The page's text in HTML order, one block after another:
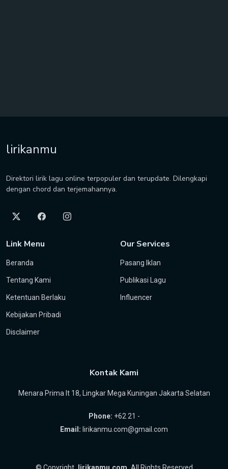
lirikanmu
Direktori lirik lagu online terpopuler dan terupdate. Dilengkapi
dengan chord dan terjemahannya.
Link Menu
Beranda
Tentang Kami
Ketentuan Berlaku
Kebijakan Pribadi
Disclaimer
Our Services
Pasang Iklan
Publikasi Lagu
Influencer
Kontak Kami
Menara Prima lt 18, Lingkar Mega Kuningan Jakarta Selatan
Phone: +62 21 -
Email: lirikanmu.com@gmail.com